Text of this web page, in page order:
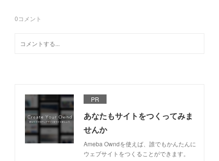
0コメント
PR
あなたもサイトをつくってみま
せんか
Ameba Owndを使えば、誰でもかんたんに
ウェブサイトをつくることができます。